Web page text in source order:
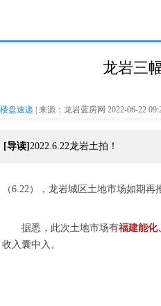
龙岩三
楼盘速递 | 来源：龙岩蓝房网 2022-06-22
[导读] 2022.6.22龙岩土拍！
（6.22），龙岩城区土地市场如期
据悉，此次土地市场有福建能化
收入囊中入。